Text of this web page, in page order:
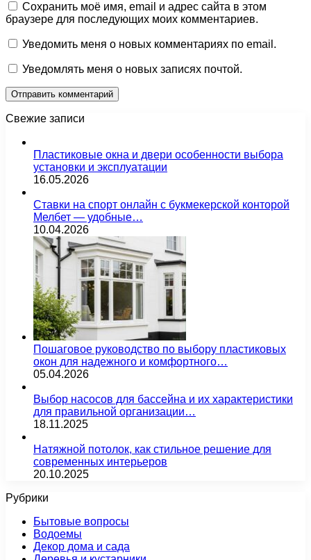
Сохранить моё имя, email и адрес сайта в этом
браузере для последующих моих комментариев.
Уведомить меня о новых комментариях по email.
Уведомлять меня о новых записях почтой.
Свежие записи
Пластиковые окна и двери особенности выбора
установки и эксплуатации
16.05.2026
Ставки на спорт онлайн с букмекерской конторой
Мелбет — удобные…
10.04.2026
Пошаговое руководство по выбору пластиковых
окон для надежного и комфортного…
05.04.2026
Выбор насосов для бассейна и их характеристики
для правильной организации…
18.11.2025
Натяжной потолок, как стильное решение для
современных интерьеров
20.10.2025
Рубрики
Бытовые вопросы
Водоемы
Декор дома и сада